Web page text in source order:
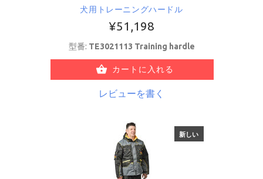
犬用トレーニングハードル
¥51,198
型番: TE3021113 Training hardle
カートに入れる
レビューを書く
新しい